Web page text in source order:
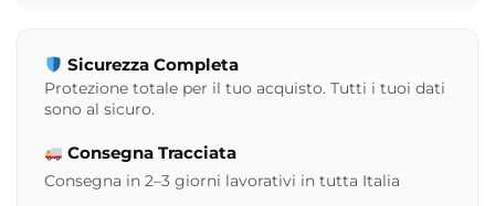
Sicurezza Completa
Protezione totale per il tuo acquisto. Tutti i tuoi dati
sono al sicuro.
Consegna Tracciata
Consegna in 2–3 giorni lavorativi in tutta Italia